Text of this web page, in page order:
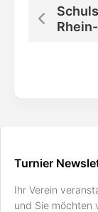
Turnier
Ihr Verein
und Sie möchten